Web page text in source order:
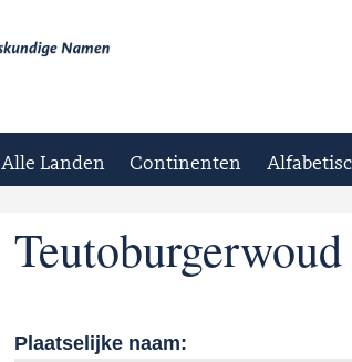
Alle Landen Continenten
Teutoburgerwoud
Plaatselijke naam: